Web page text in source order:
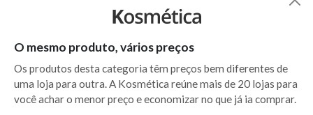
O mesmo produto, vários preços
Os produtos desta categoria têm preços bem diferentes de
uma loja para outra. A Kosmética reúne mais de 20 lojas para
você achar o menor preço e economizar no que já ia comprar.